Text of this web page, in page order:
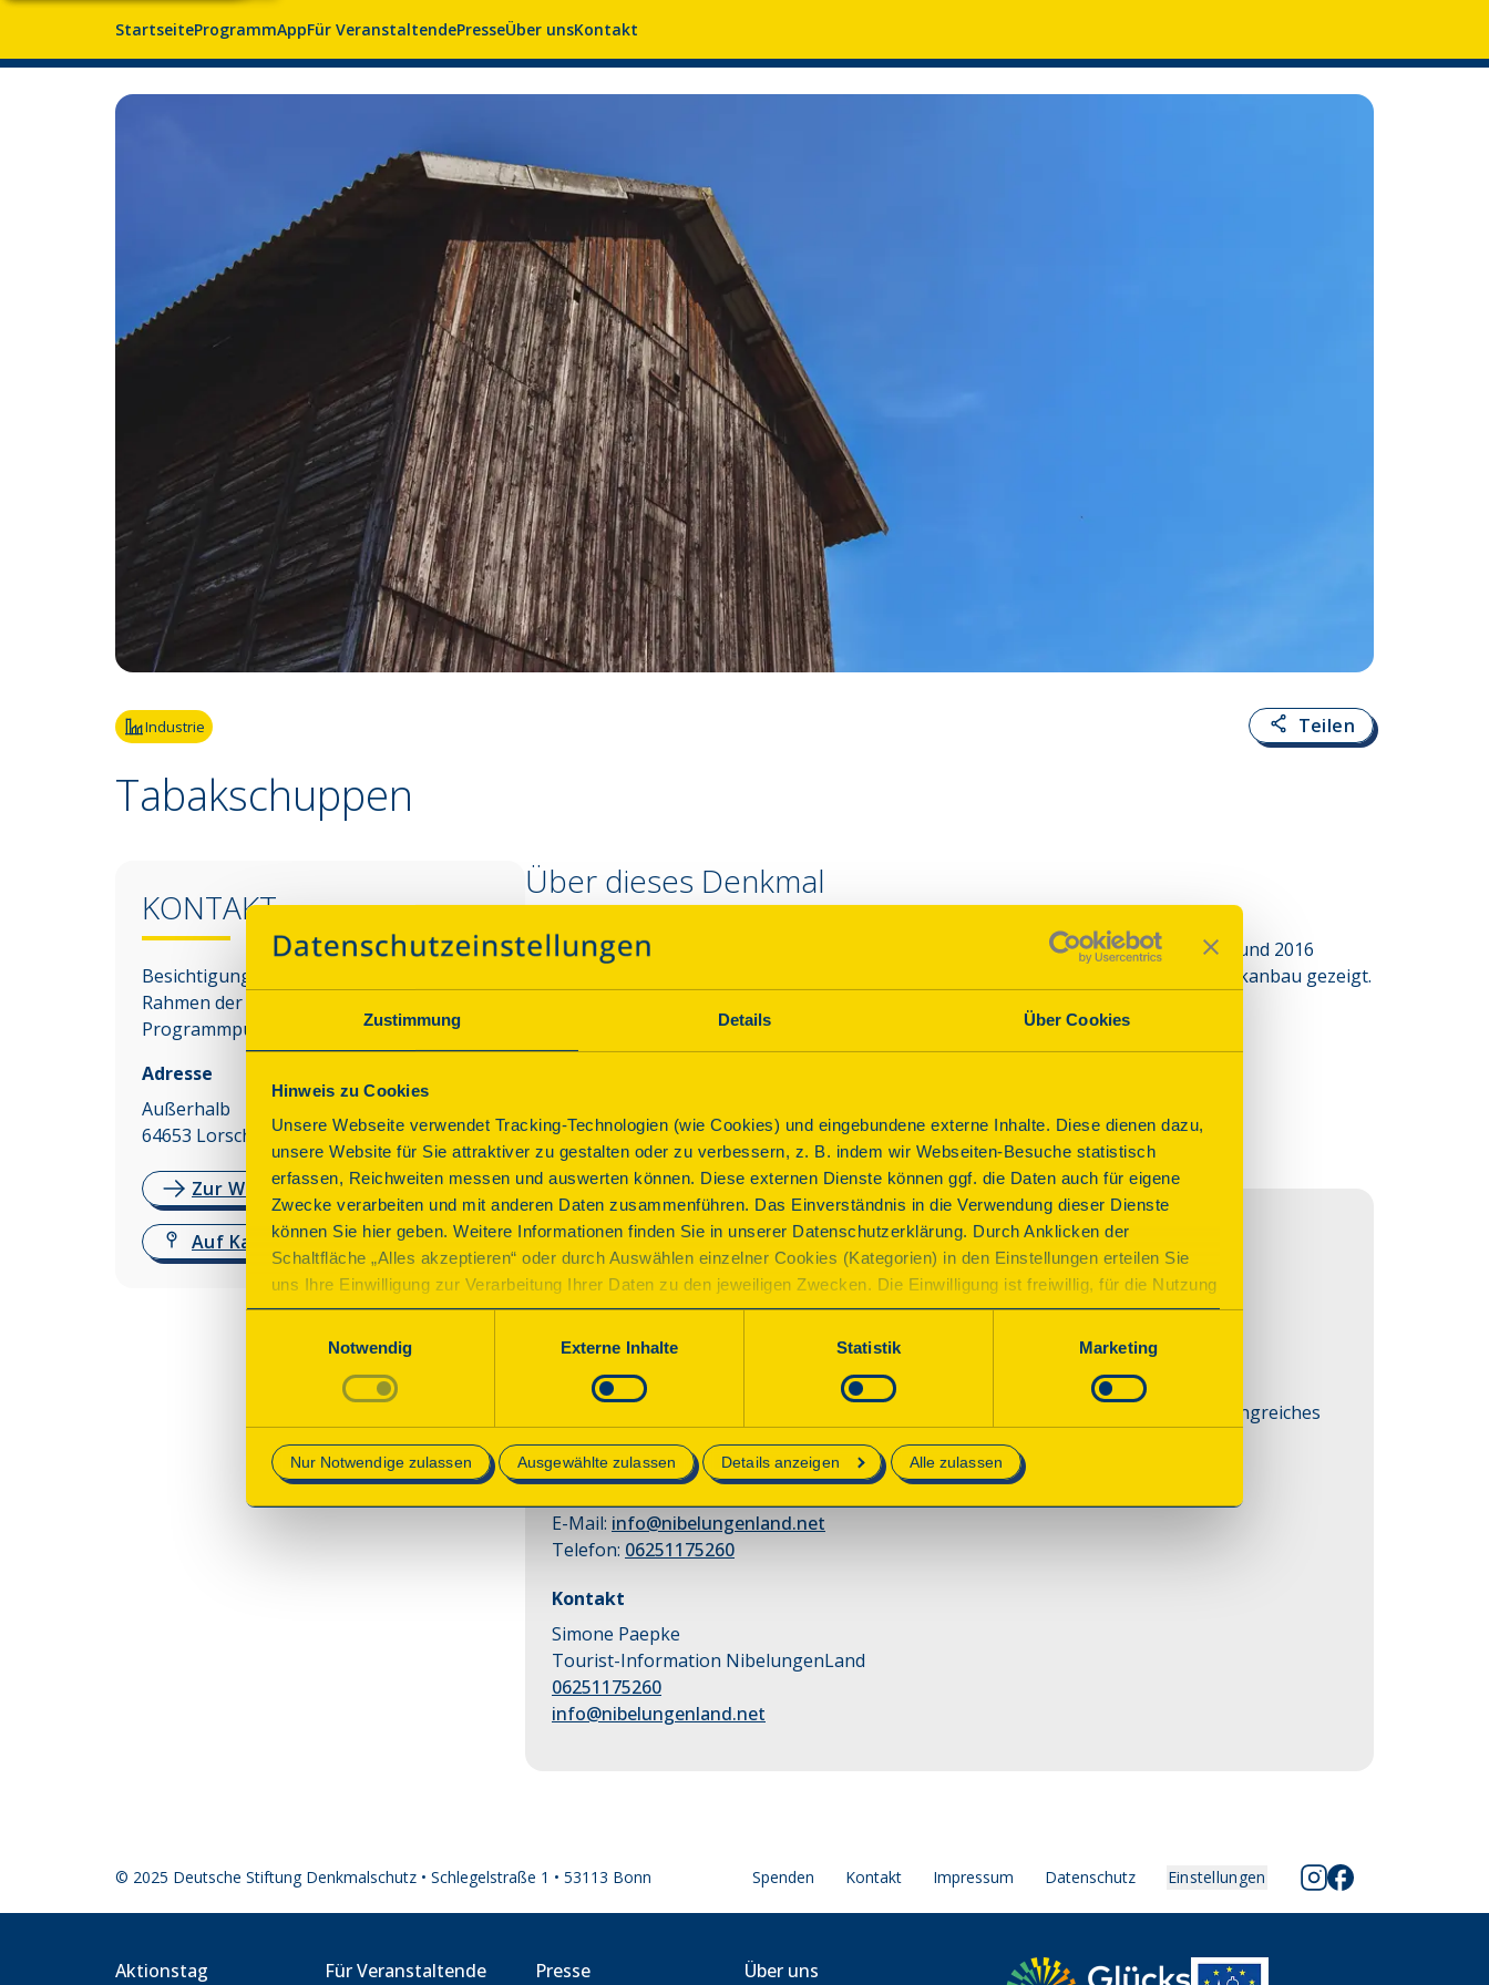
Zustimmung Details Über Cookies
Hinweis zu Cookies
Unsere Webseite verwendet Tracking-Technologien (wie Cookies) und eingebundene externe Inhalte. Diese dienen dazu,
unsere Website für Sie attraktiver zu gestalten oder zu verbessern, z. B. indem wir Webseiten-Besuche statistisch
erfassen, Reichweiten messen und auswerten können. Diese externen Dienste können ggf. die Daten auch für eigene
Zwecke verarbeiten und mit anderen Daten zusammenführen. Das Einverständnis in die Verwendung dieser Dienste
können Sie hier geben. Weitere Informationen finden Sie in unserer Datenschutzerklärung. Durch Anklicken der
Schaltfläche „Alles akzeptieren“ oder durch Auswählen einzelner Cookies (Kategorien) in den Einstellungen erteilen Sie
uns Ihre Einwilligung zur Verarbeitung Ihrer Daten zu den jeweiligen Zwecken. Die Einwilligung ist freiwillig, für die Nutzung
des Onlineangebots nicht erforderlich und kann jederzeit aktualisiert oder widerrufen werden. Wenn Sie das Consent Tool
mit „Speichern“ bestätigen, werden nur essenzielle Cookies auf der Webseite gesetzt, die technisch notwendig und für den
Notwendig
Externe Inhalte Statistik Marketing
Nur Notwendige zulassen Ausgewählte zulassen Details anzeigen Alle zulassen
StartseiteProgrammAppFür VeranstaltendePresseÜber unsKontakt
Fotoquelle:Simone Paepke
Industrie Teilen
Tabakschuppen
KONTAKT
Besichtigungen des Denkmals sind nur im
Rahmen der angebotenen
Programmpunkte möglich.
Adresse
Außerhalb
64653 Lorsch
Zur Website
Auf Karte anzeigen
Über dieses Denkmal
Im historischen Tabakschuppen wird die Geschichte des Tabakanbaus zwischen 1900 und 2016
erlebbar. Anhand von 16 Ausstellungseinheiten wird der Wandel der Arbeit beim Tabakanbau gezeigt.
Parkplatz Anbindung ÖPNV
Programm
Führung
Tabakschuppenführung
Ein Gästeführer leitet durch die Ausstellung im Tabakschuppen und gibt sein umfangreiches
Wissen rund um den Tabakanbau in Lorsch weiter.
Anmeldung
E-Mail: info@nibelungenland.net
Telefon: 06251175260
Kontakt
Simone Paepke
Tourist-Information NibelungenLand
06251175260
info@nibelungenland.net
© 2025 Deutsche Stiftung Denkmalschutz • Schlegelstraße 1 • 53113 Bonn Spenden Kontakt Impressum Datenschutz Einstellungen
Aktionstag Für Veranstaltende Presse Über uns